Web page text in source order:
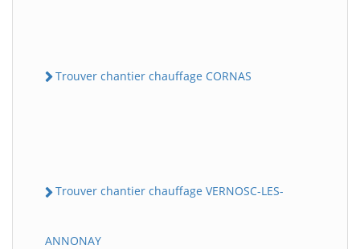
Trouver chantier chauffage CORNAS
Trouver chantier chauffage VERNOSC-LES-
ANNONAY